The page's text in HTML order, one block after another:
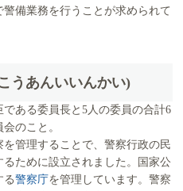
備業務を行うことが求められて
うあんいいんかい)
ある委員長と5人の委員の合計6
のこと。
管理することで、警察行政の民
ために設立されました。国家公
る警察庁を管理しています。警察